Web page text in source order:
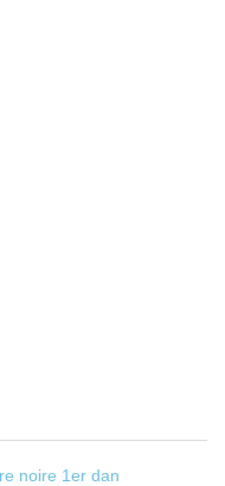
noire 1er dan